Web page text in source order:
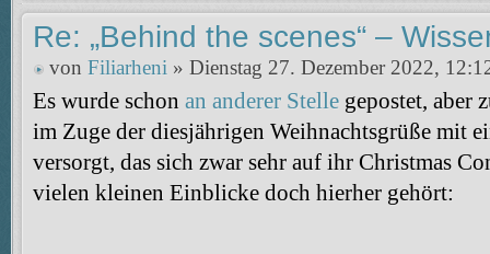
Re: „Behind the scenes“ –
von Filiarheni » Dienstag 27. Dezember 2022,
Es wurde schon an anderer Stelle gepostet, aber
im Zuge der diesjährigen Weihnachtsgrüße mit
versorgt, das sich zwar sehr auf ihr Christmas
vielen kleinen Einblicke doch hierher gehört: